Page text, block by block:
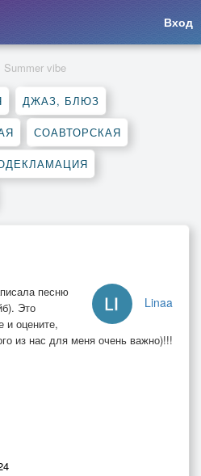
Вход
Summer vibe
ДЖАЗ, БЛЮЗ
СОАВТОРСКАЯ
Linaa
песню
Это
и оцените,
из нас для меня очень важно)!!!